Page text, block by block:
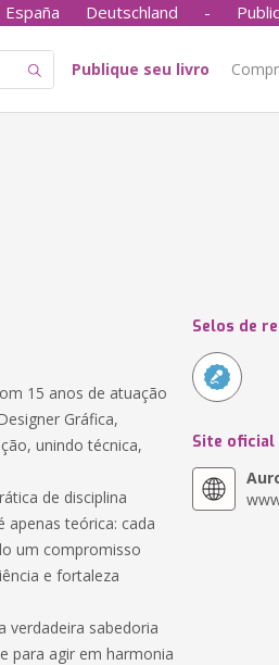
España Deutschland -
Publique seu livro
15 anos de atuação
Gráfica,
unindo técnica,
de disciplina
apenas teórica: cada
um compromisso
e fortaleza
verdadeira sabedoria
para agir em harmonia
Selos de
Site